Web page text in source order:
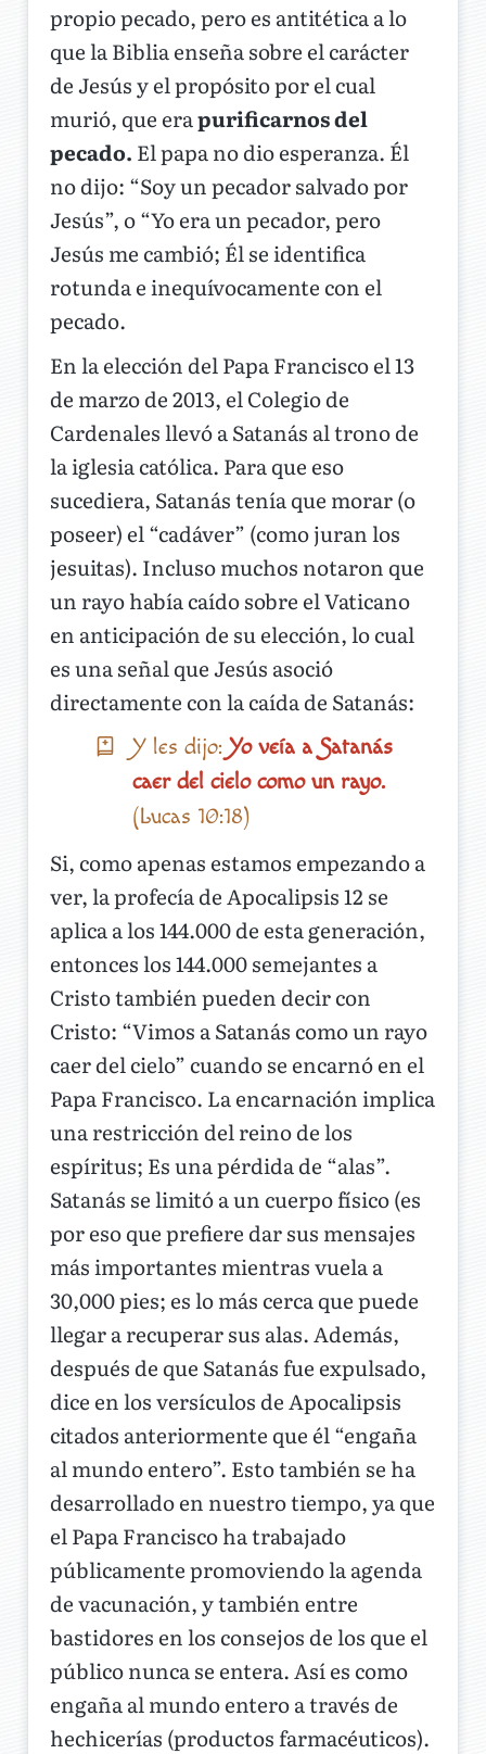
propio pecado, pero es antitética a lo
que la Biblia enseña sobre el carácter
de Jesús y el propósito por el cual
murió, que erapurificarnos del
pecado. El papa no dio esperanza. Él
no dijo: “Soy un pecador salvado por
Jesús”, o “Yo era un pecador, pero
Jesús me cambió; Él se identifica
rotunda e inequívocamente con el
pecado.
En la elección del Papa Francisco el 13
de marzo de 2013, el Colegio de
Cardenales llevó a Satanás al trono de
la iglesia católica. Para que eso
sucediera, Satanás tenía que morar (o
poseer) el “cadáver” (como juran los
jesuitas). Incluso muchos notaron que
un rayo había caído sobre el Vaticano
en anticipación de su elección, lo cual
es una señal que Jesús asoció
directamente con la caída de Satanás:
Y les dijo: Yo veía a Satanás
caer del cielo como un rayo.
(Lucas 10:18)
Si, como apenas estamos empezando a
ver, la profecía de Apocalipsis 12 se
aplica a los 144.000 de esta generación,
entonces los 144.000 semejantes a
Cristo también pueden decir con
Cristo: “Vimos a Satanás como un rayo
caer del cielo” cuando se encarnó en el
Papa Francisco. La encarnación implica
una restricción del reino de los
espíritus; Es una pérdida de “alas”.
Satanás se limitó a un cuerpo físico (es
por eso que prefiere dar sus mensajes
más importantes mientras vuela a
30,000 pies; es lo más cerca que puede
llegar a recuperar sus alas. Además,
después de que Satanás fue expulsado,
dice en los versículos de Apocalipsis
citados anteriormente que él “engaña
al mundo entero”. Esto también se ha
desarrollado en nuestro tiempo, ya que
el Papa Francisco ha trabajado
públicamente promoviendo la agenda
de vacunación, y también entre
bastidores en los consejos de los que el
público nunca se entera. Así es como
engaña al mundo entero a través de
hechicerías (productos farmacéuticos).